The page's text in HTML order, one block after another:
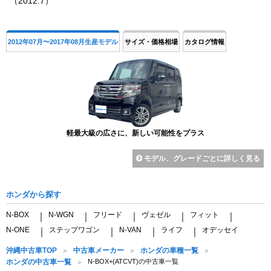
2012年07月〜2017年08月生産モデル サイズ・価格相場 カタログ情報
軽最大級の広さに、新しい可能性をプラス
モデル、グレードごとに詳しく見る
ホンダから探す
N-BOX N-WGN フリード ヴェゼル フィット
N-ONE ステップワゴン N-VAN ライフ オデッセイ
沖縄中古車TOP 中古車メーカー
ホンダの車種一覧
ホンダの中古車一覧
N-BOX+(ATCVT)の中古車一覧